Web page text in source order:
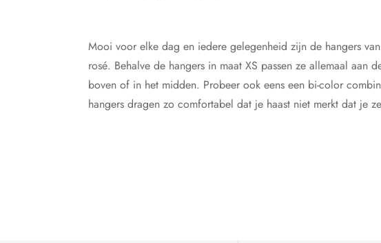
Mooi voor elke dag en iedere gelegenheid zijn de hangers
rosé. Behalve de hangers in maat XS passen ze allemaal aan
boven of in het midden. Probeer ook eens een bi-color
hangers dragen zo comfortabel dat je haast niet merkt dat je